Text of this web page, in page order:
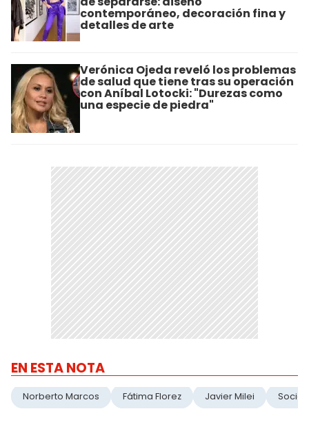
contemporáneo, decoración fina y
detalles de arte
Verónica Ojeda reveló los problemas
de salud que tiene tras su operación
con Aníbal Lotocki: "Durezas como
una especie de piedra"
EN ESTA NOTA
Norberto Marcos Fátima Florez Javier Milei